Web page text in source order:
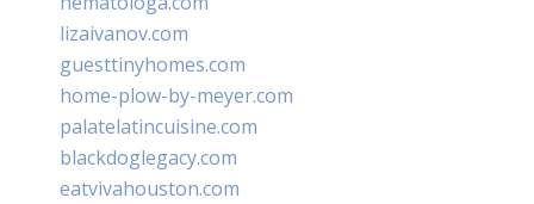
lizaivanov.com
guesttinyhomes.com
home-plow-by-meyer.com
palatelatincuisine.com
blackdoglegacy.com
eatvivahouston.com